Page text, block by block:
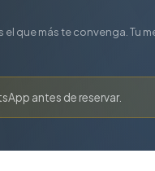
que más te convenga. Tu
antes de reservar.